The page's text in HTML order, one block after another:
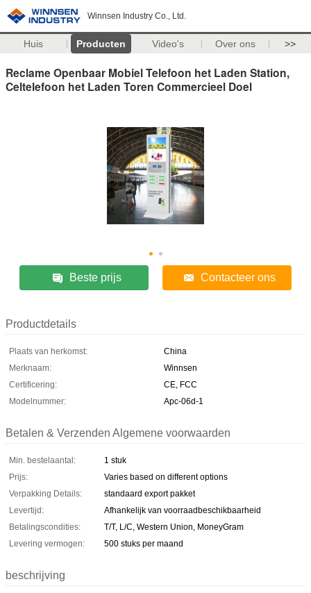
Winnsen Industry Co., Ltd.
Huis Producten Video's Over ons >>
Reclame Openbaar Mobiel Telefoon het Laden Station,
Celtelefoon het Laden Toren Commercieel Doel
Beste prijs Contacteer ons
Productdetails
Plaats van herkomst:
China
Merknaam:
Winnsen
Certificering:
CE, FCC
Modelnummer:
Apc-06d-1
Betalen & Verzenden Algemene voorwaarden
Min. bestelaantal:
1 stuk
Prijs:
Varies based on different options
Verpakking Details:
standaard export pakket
Levertijd:
Afhankelijk van voorraadbeschikbaarheid
Betalingscondities:
T/T, L/C, Western Union, MoneyGram
Levering vermogen:
500 stuks per maand
beschrijving